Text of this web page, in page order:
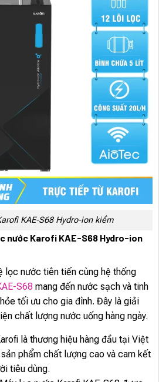
KAE-S68 Hydro-ion kiềm
nước Karofi KAE-S68 Hydro-ion
lọc nước tiên tiến cùng hệ thống
S68 mang đến nước sạch và tinh
tối ưu cho gia đình. Đây là giải
chất lượng nước uống hàng ngày.
là thương hiệu hàng đầu tại Việt
phẩm chất lượng cao và cam kết
tiêu dùng.